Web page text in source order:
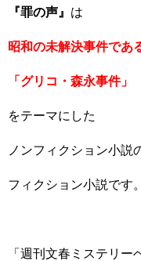
『罪の声』 は
昭和の未解決事件であ
「グリコ・森永事件」
をテーマにした
ノンフィクション小説
フィクション小説です。
「週刊文春ミステリー